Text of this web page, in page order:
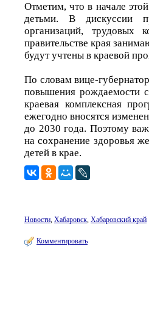
Отметим, что в начале
детьми. В дискуссии
организаций, трудовых
правительстве края
будут учтены в краевой
По словам вице-
повышения рождаемости
краевая комплексная
ежегодно вносятся
до 2030 года. Поэтому
на сохранение здоровья
детей в крае.
Новости, Хабаровск, Хабаровский край
Комментировать